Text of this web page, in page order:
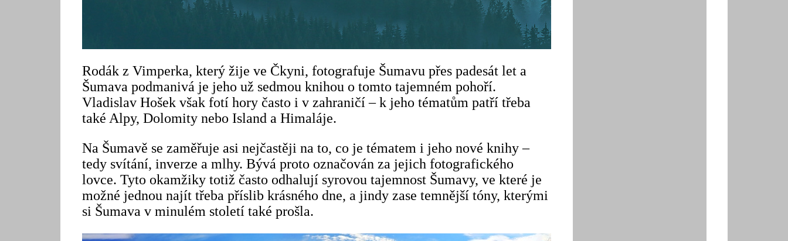
Rodák z Vimperka, který žije ve Čkyni, fotografuje Šumavu přes padesát let a
Šumava podmanivá je jeho už sedmou knihou o tomto tajemném pohoří.
Vladislav Hošek však fotí hory často i v zahraničí – k jeho tématům patří třeba
také Alpy, Dolomity nebo Island a Himaláje.
Na Šumavě se zaměřuje asi nejčastěji na to, co je tématem i jeho nové knihy –
tedy svítání, inverze a mlhy. Bývá proto označován za jejich fotografického
lovce. Tyto okamžiky totiž často odhalují syrovou tajemnost Šumavy, ve které je
možné jednou najít třeba příslib krásného dne, a jindy zase temnější tóny, kterými
si Šumava v minulém století také prošla.